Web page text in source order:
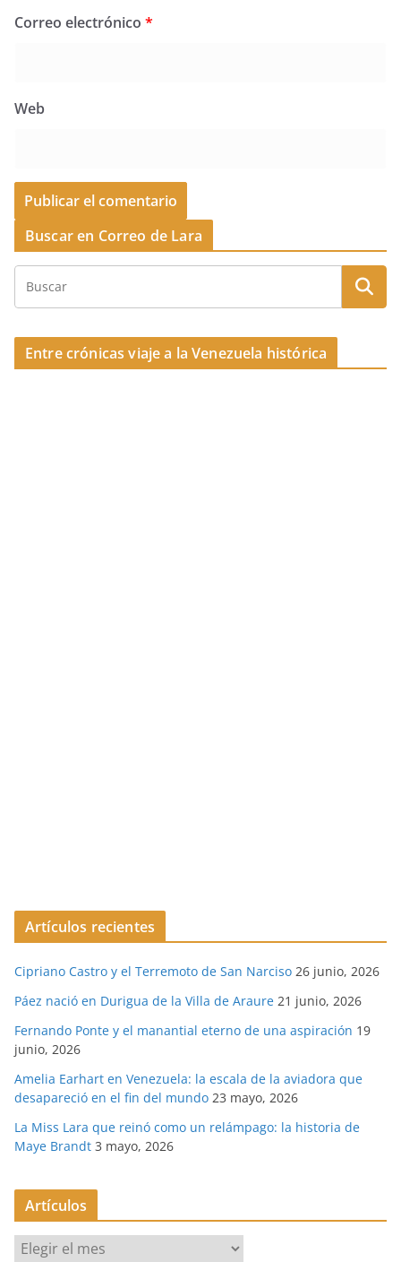
Correo electrónico *
Web
Buscar en Correo de Lara
Entre crónicas viaje a la Venezuela histórica
Artículos recientes
Cipriano Castro y el Terremoto de San Narciso 26 junio, 2026
Páez nació en Durigua de la Villa de Araure 21 junio, 2026
Fernando Ponte y el manantial eterno de una aspiración 19
junio, 2026
Amelia Earhart en Venezuela: la escala de la aviadora que
desapareció en el fin del mundo 23 mayo, 2026
La Miss Lara que reinó como un relámpago: la historia de
Maye Brandt 3 mayo, 2026
Artículos